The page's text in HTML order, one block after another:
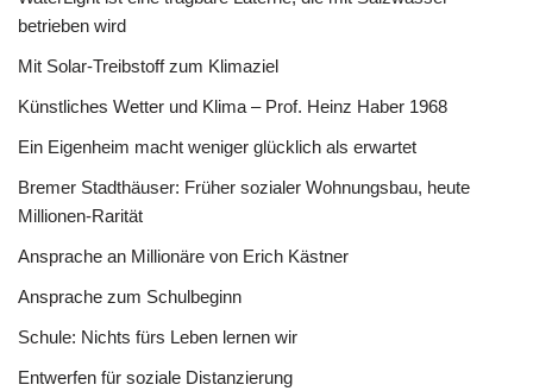
betrieben wird
Mit Solar-Treibstoff zum Klimaziel
Künstliches Wetter und Klima – Prof. Heinz Haber 1968
Ein Eigenheim macht weniger glücklich als erwartet
Bremer Stadthäuser: Früher sozialer Wohnungsbau, heute
Millionen-Rarität
Ansprache an Millionäre von Erich Kästner
Ansprache zum Schulbeginn
Schule: Nichts fürs Leben lernen wir
Entwerfen für soziale Distanzierung